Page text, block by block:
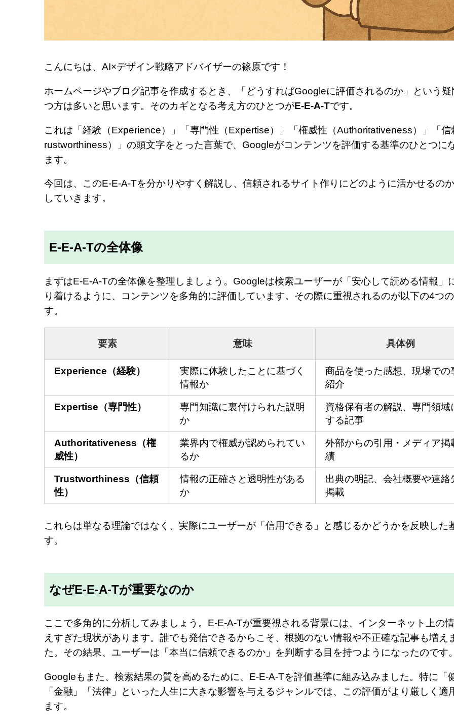
こんにちは、AI×デザイン戦略アドバイザーの篠原です！
ホームページやブログ記事を作成するとき、「どうすればGoogleに評価されるのか」という疑
つ方は多いと思います。そのカギとなる考え方のひとつがE-E-A-Tです。
これは「経験（Experience）」「専門性（Expertise）」「権威性（Authoritativeness）」「信
rustworthiness）」の頭文字をとった言葉で、Googleがコンテンツを評価する基準のひとつに
ます。
今回は、このE-E-A-Tを分かりやすく解説し、信頼されるサイト作りにどのように活かせるの
していきます。
E-E-A-Tの全体像
まずはE-E-A-Tの全体像を整理しましょう。Googleは検索ユーザーが「安心して読める情報」
り着けるように、コンテンツを多角的に評価しています。その際に重視されるのが以下の4つ
す。
要素 意味 具体例
Experience（経験）
実際に体験したことに基づく
情報か
商品を使った感想、現場での
紹介
Expertise（専門性）
専門知識に裏付けられた説明
か
資格保有者の解説、専門領域
する記事
Authoritativeness（権
威性）
業界内で権威が認められてい
るか
外部からの引用・メディア掲
績
Trustworthiness（信頼
性）
情報の正確さと透明性がある
か
出典の明記、会社概要や連絡
掲載
これらは単なる理論ではなく、実際にユーザーが「信用できる」と感じるかどうかを反映した
す。
なぜE-E-A-Tが重要なのか
ここで多角的に分析してみましょう。E-E-A-Tが重要視される背景には、インターネット上の
えすぎた現状があります。誰でも発信できるからこそ、根拠のない情報や不正確な記事も増え
た。その結果、ユーザーは「本当に信頼できるのか」を判断する目を持つようになったのです
Googleもまた、検索結果の質を高めるために、E-E-A-Tを評価基準に組み込みました。特に「
「金融」「法律」といった人生に大きな影響を与えるジャンルでは、この評価がより厳しく適
ます。